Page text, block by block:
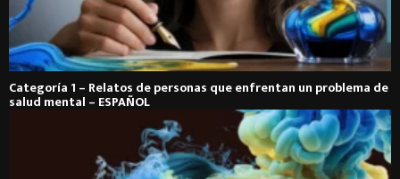
Categoría 1 – Relatos de personas que enfrentan un problema de
salud mental – ESPAÑOL